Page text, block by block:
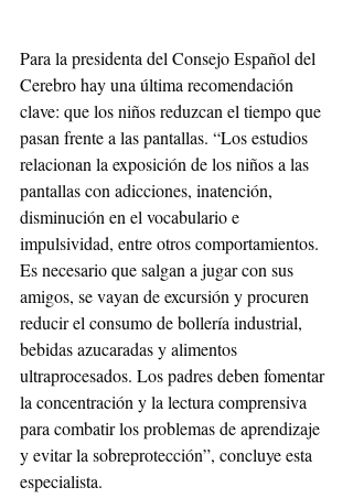
Para la presidenta del Consejo Español del
Cerebro hay una última recomendación
clave: que los niños reduzcan el tiempo que
pasan frente a las pantallas. “Los estudios
relacionan la exposición de los niños a las
pantallas con adicciones, inatención,
disminución en el vocabulario e
impulsividad, entre otros comportamientos.
Es necesario que salgan a jugar con sus
amigos, se vayan de excursión y procuren
reducir el consumo de bollería industrial,
bebidas azucaradas y alimentos
ultraprocesados. Los padres deben fomentar
la concentración y la lectura comprensiva
para combatir los problemas de aprendizaje
y evitar la sobreprotección”, concluye esta
especialista.